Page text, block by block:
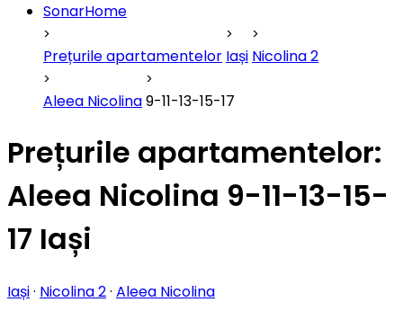
SonarHome
Prețurile apartamentelor Iași Nicolina 2
Aleea Nicolina9-11-13-15-17
Prețurile apartamentelor:
Aleea Nicolina 9-11-13-15-
17 Iași
Iași· Nicolina 2· Aleea Nicolina